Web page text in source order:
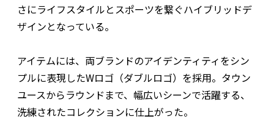
さにライフスタイルとスポーツを繋ぐハイブリッドデ
ザインとなっている。
アイテムには、両ブランドのアイデンティティをシン
プルに表現したWロゴ（ダブルロゴ）を採用。タウン
ユースからラウンドまで、幅広いシーンで活躍する、
洗練されたコレクションに仕上がった。